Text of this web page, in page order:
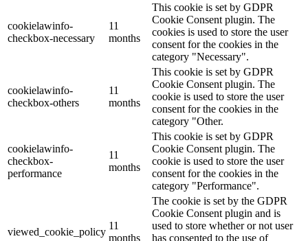
cookielawinfo-
checkbox-necessary
11
months
This cookie is set by GDPR
Cookie Consent plugin. The
cookies is used to store the user
consent for the cookies in the
category "Necessary".
cookielawinfo-
checkbox-others
11
months
This cookie is set by GDPR
Cookie Consent plugin. The
cookie is used to store the user
consent for the cookies in the
category "Other.
cookielawinfo-
checkbox-
performance
11
months
This cookie is set by GDPR
Cookie Consent plugin. The
cookie is used to store the user
consent for the cookies in the
category "Performance".
viewed_cookie_policy
11
months
The cookie is set by the GDPR
Cookie Consent plugin and is
used to store whether or not user
has consented to the use of